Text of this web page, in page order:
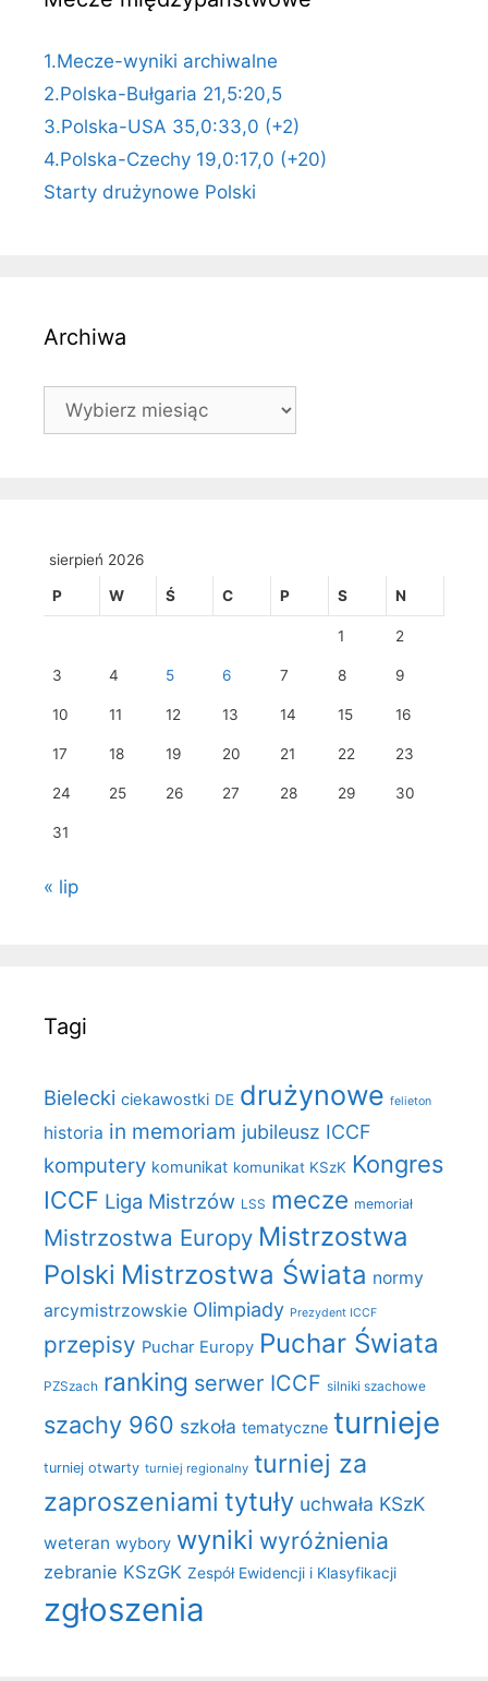
1.Mecze-wyniki archiwalne
2.Polska-Bułgaria 21,5:20,5
3.Polska-USA 35,0:33,0 (+2)
4.Polska-Czechy 19,0:17,0 (+20)
Starty drużynowe Polski
Archiwa
Archiwa
sierpień 2026
P W Ś C P S N
1 2
3 4 5 6 7 8 9
10 11 12 13 14 15 16
17 18 19 20 21 22 23
24 25 26 27 28 29 30
31
« lip
Tagi
Bielecki ciekawostki DE drużynowe felieton
historia in memoriam jubileusz ICCF
komputery komunikat komunikat KSzK Kongres
ICCF Liga Mistrzów LSS mecze memoriał
Mistrzostwa Europy Mistrzostwa
Polski Mistrzostwa Świata normy
arcymistrzowskie Olimpiady Prezydent ICCF
przepisy Puchar Europy Puchar Świata
PZSzach ranking serwer ICCF silniki szachowe
szachy 960 szkoła tematyczne turnieje
turniej otwarty turniej regionalny turniej za
zaproszeniami tytuły uchwała KSzK
weteran wybory wyniki wyróżnienia
zebranie KSzGK Zespół Ewidencji i Klasyfikacji
zgłoszenia